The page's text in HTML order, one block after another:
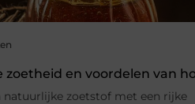
zoetheid en voordelen van
natuurlijke zoetstof met een rijke